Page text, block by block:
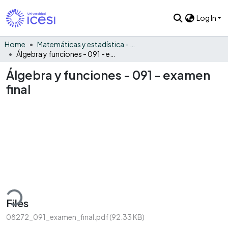
Log In
Home
Álgebra y funciones - 091 - examen
final
Files
08272_091_examen_final.pdf(92.33 KB)